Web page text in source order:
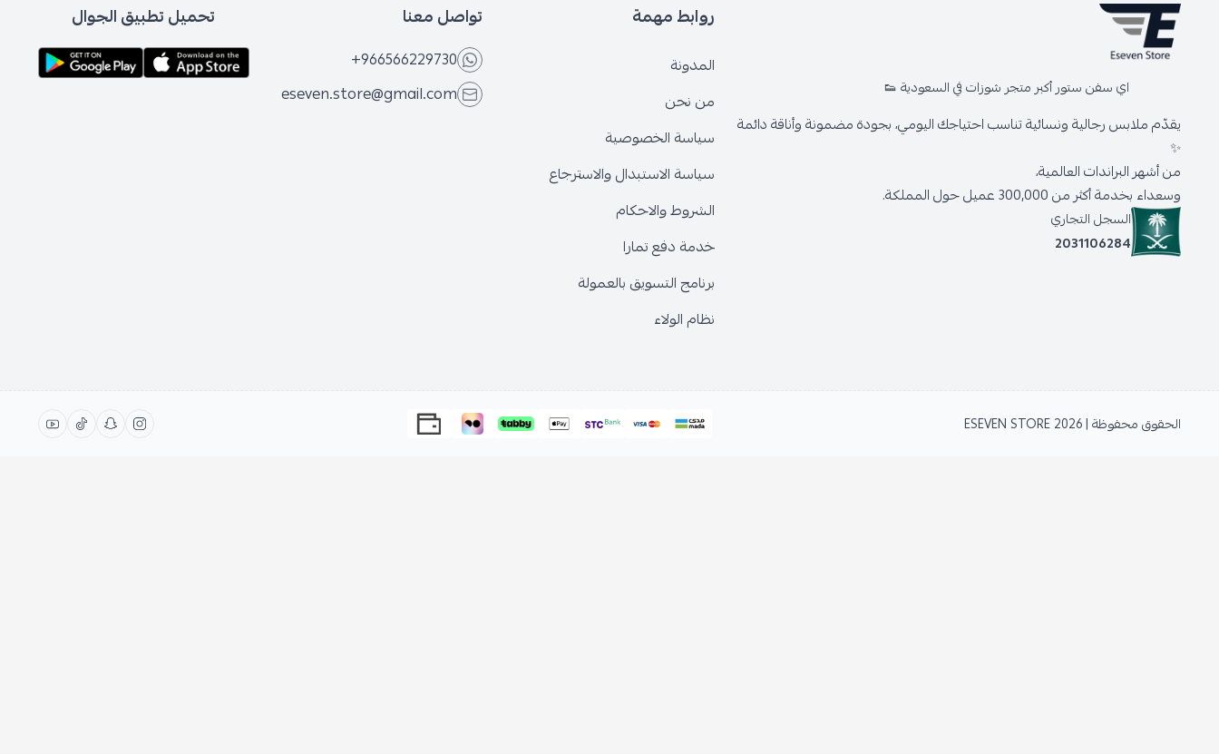
اي سفن ستور أكبر متجر شوزات في السعودية 👟
يقدّم ملابس رجالية ونسائية تناسب احتياجك اليومي، بجودة مضمونة وأناقة دائمة
✨
من أشهر البراندات العالمية،
وسعداء بخدمة أكثر من 300,000 عميل حول المملكة.
السجل التجاري
2031106284
روابط مهمة
المدونة
من نحن
سياسة الخصوصية
سياسة الاستبدال والاسترجاع
الشروط والاحكام
خدمة دفع تمارا
برنامج التسويق بالعمولة
نظام الولاء
تواصل معنا
+966566229730
eseven.store@gmail.com
تحميل تطبيق الجوال
الحقوق محفوظة | 2026 ESEVEN STORE